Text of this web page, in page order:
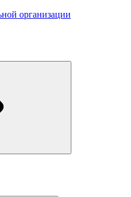
организации